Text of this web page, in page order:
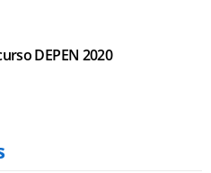
DEPEN 2020